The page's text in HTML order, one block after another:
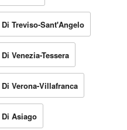
Treviso-Sant'Angelo
Venezia-Tessera
Verona-Villafranca
Asiago